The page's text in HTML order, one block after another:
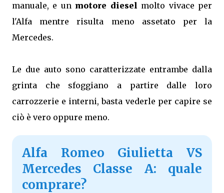
manuale, e un motore diesel molto vivace per
l'Alfa mentre risulta meno assetato per la
Mercedes.
Le due auto sono caratterizzate entrambe dalla
grinta che sfoggiano a partire dalle loro
carrozzerie e interni, basta vederle per capire se
ciò è vero oppure meno.
Alfa Romeo Giulietta VS
Mercedes Classe A: quale
comprare?